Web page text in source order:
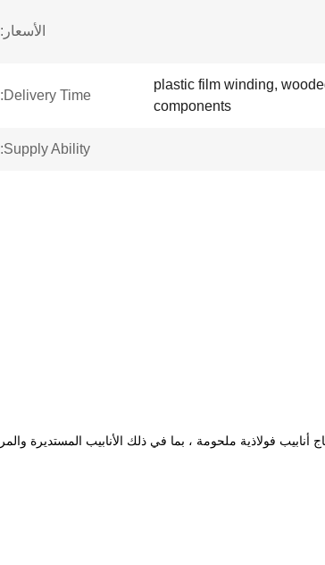
الأسعار:
plastic film winding,
components
Delivery Time:
Supply Ability: